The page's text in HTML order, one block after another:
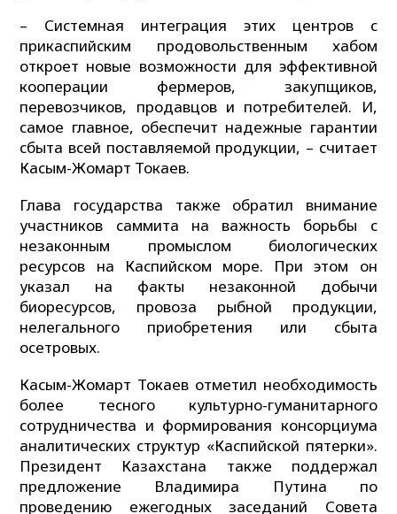
– Системная интеграция этих центров с
прикаспийским продовольственным хабом
откроет новые возможности для эффективной
кооперации фермеров, закупщиков,
перевозчиков, продавцов и потребителей. И,
самое главное, обеспечит надежные гарантии
сбыта всей поставляемой продукции, – считает
Касым-Жомарт Токаев.
Глава государства также обратил внимание
участников саммита на важность борьбы с
незаконным промыслом биологических
ресурсов на Каспийском море. При этом он
указал на факты незаконной добычи
биоресурсов, провоза рыбной продукции,
нелегального приобретения или сбыта
осетровых.
Касым-Жомарт Токаев отметил необходимость
более тесного культурно-гуманитарного
сотрудничества и формирования консорциума
аналитических структур «Каспийской пятерки».
Президент Казахстана также поддержал
предложение Владимира Путина по
проведению ежегодных заседаний Совета